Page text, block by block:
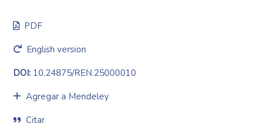
PDF
English version
DOI: 10.24875/REN.25000010
Agregar a Mendeley
Citar